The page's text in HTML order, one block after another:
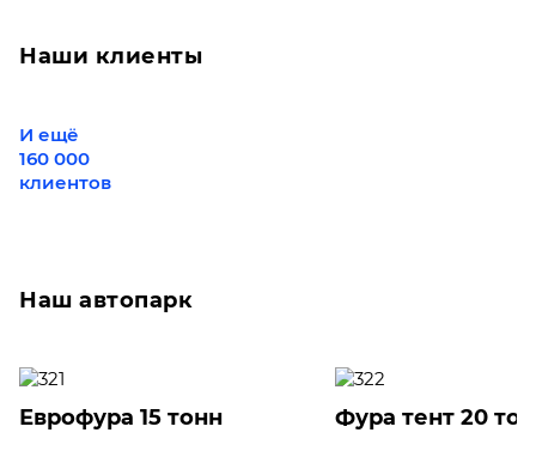
Наши клиенты
И ещё
160 000
клиентов
Наш автопарк
Еврофура 15 тонн Фура тент 20